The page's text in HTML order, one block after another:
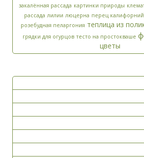
закалённая рассада картинки природы
рассада лилии люцерна перец
розебудная пеларгония теплица из
грядки для огурцов тесто на простокваше
цветы